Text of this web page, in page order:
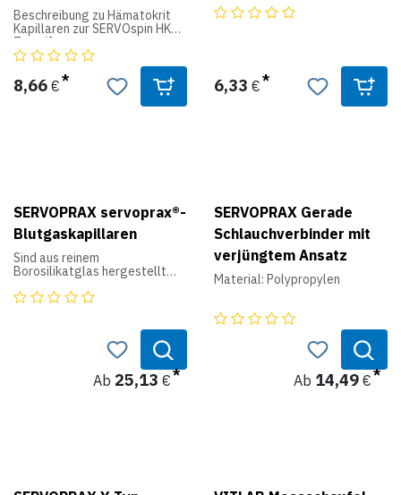
Beschreibung zu Hämatokrit
Kapillaren zur SERVOspin HKT
Zentrifuge
Laborglas mit feuerpolierten
Enden.
Einfacher Verschluss mit
Produktdaten:
Lieferung im Spenderröhrchen
zu je 100 Stück
Länge: 50 mm
Volumen: ca. 50 µl
8,66 €
Blutentnahme am Finger oder
6,33 €
SERVOPRAX servoprax®-
Blutgaskapillaren
Sind aus reinem
Borosilikatglas hergestellt
und passen auf 2,3 mm Ø
Adapter. Gleichmäßige
einwandfreie Funktion.
Innendurchmesser = 1,6 mm.
Ab 25,13 €
SERVOPRAX Gerade
Schlauchverbinder mit
verjüngtem Ansatz
Material: Polypropylen
Ab 14,49€